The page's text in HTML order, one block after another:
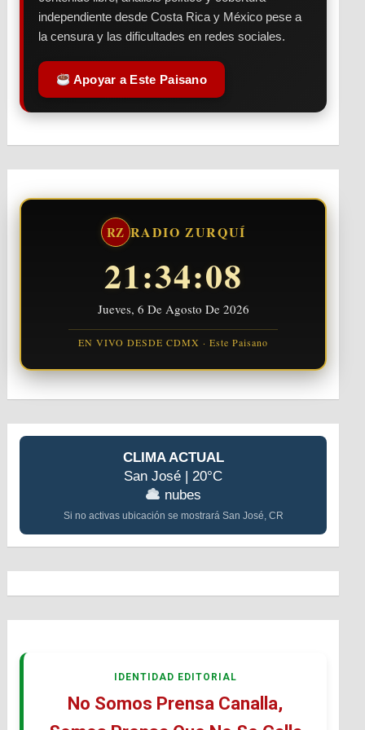
independiente desde Costa Rica y México pese a
la censura y las dificultades en redes sociales.
Apoyar a Este Paisano
RZ RADIO ZURQUÍ
21:34:09
Jueves, 6 De Agosto De 2026
EN VIVO DESDE CDMX · Este Paisano
CLIMA ACTUAL
San José | 20°C
nubes
Si no activas ubicación se mostrará San José, CR
IDENTIDAD EDITORIAL
No Somos Prensa Canalla,